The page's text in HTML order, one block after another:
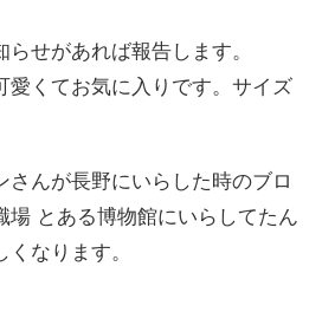
せがあれば報告します。
愛くてお気に入りです。サイズ
さんが長野にいらした時のブロ
場 とある博物館にいらしてたん
なります。